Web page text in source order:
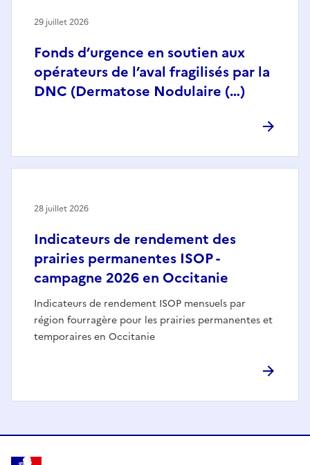
Fonds d’urgence en soutien aux
opérateurs de l’aval fragilisés par la
DNC (Dermatose Nodulaire (…)
29 juillet 2026
Indicateurs de rendement des
prairies permanentes ISOP -
campagne 2026 en Occitanie
Indicateurs de rendement ISOP mensuels par
région fourragère pour les prairies permanentes et
temporaires en Occitanie
28 juillet 2026